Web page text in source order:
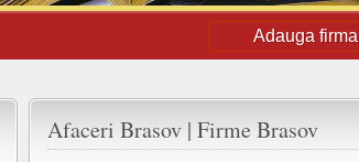
Adauga firma
Afaceri Brasov | Firme Brasov